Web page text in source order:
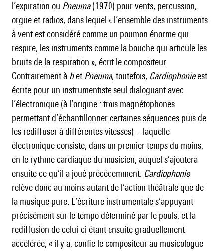
l’expiration ou Pneuma(1970) pour vents, percussion,
orgue et radios, dans lequel « l’ensemble des instruments
à vent est considéré comme un poumon énorme qui
respire, les instruments comme la bouche qui articule les
bruits de la respiration », écrit le compositeur.
Contrairement à het Pneuma, toutefois, Cardiophonieest
écrite pour un instrumentiste seul dialoguant avec
l’électronique (à l’origine : trois magnétophones
permettant d’échantillonner certaines séquences puis de
les rediffuser à différentes vitesses) – laquelle
électronique consiste, dans un premier temps du moins,
en le rythme cardiaque du musicien, auquel s’ajoutera
ensuite ce qu’il a joué précédemment. Cardiophonie
relève donc au moins autant de l’action théâtrale que de
la musique pure. L’écriture instrumentale s’appuyant
précisément sur le tempo déterminé par le pouls, et la
rediffusion de celui-ci étant ensuite graduellement
accélérée, « il y a, confie le compositeur au musicologue